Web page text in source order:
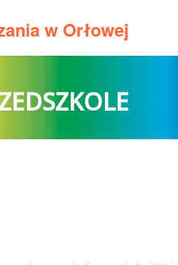
w Orłowej